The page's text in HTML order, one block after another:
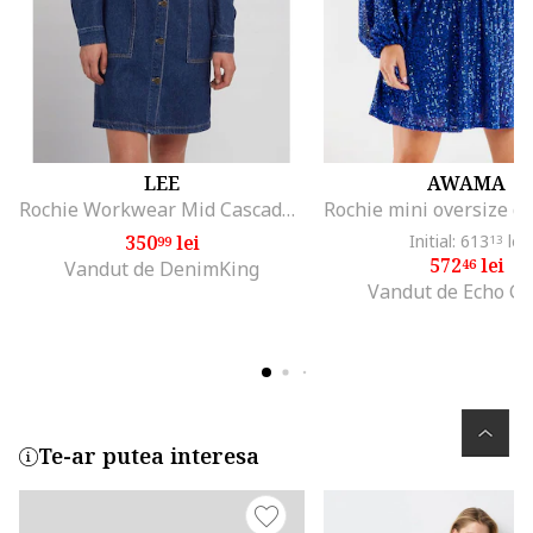
LEE
Rochie Workwear Mid Cascade, bumbac, albastru, maneca scurta, fermoar si nasturi,
35099lei
Vandut de DenimKing
AWAMA
Initial: 61313 lei
57246lei
Vandut de Echo
Te-ar putea interesa